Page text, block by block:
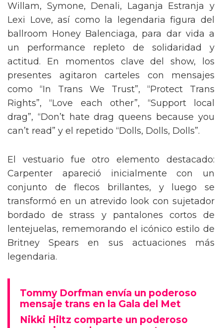
Willam, Symone, Denali, Laganja Estranja y
Lexi Love, así como la legendaria figura del
ballroom Honey Balenciaga, para dar vida a
un performance repleto de solidaridad y
actitud. En momentos clave del show, los
presentes agitaron carteles con mensajes
como “In Trans We Trust”, “Protect Trans
Rights”, “Love each other”, “Support local
drag”, “Don’t hate drag queens because you
can’t read” y el repetido “Dolls, Dolls, Dolls”.
El vestuario fue otro elemento destacado:
Carpenter apareció inicialmente con un
conjunto de flecos brillantes, y luego se
transformó en un atrevido look con sujetador
bordado de strass y pantalones cortos de
lentejuelas, rememorando el icónico estilo de
Britney Spears en sus actuaciones más
legendaria.
Tommy Dorfman envía un poderoso
mensaje trans en la Gala del Met
Nikki Hiltz comparte un poderoso